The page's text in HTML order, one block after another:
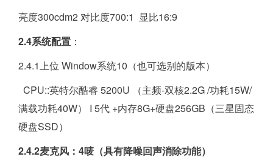
亮度300cdm2 对比度700:1 显比16:9
2.4系统配置 ：
2.4.1上位 Window系统10（也可选别的版本）
CPU::英特尔酷睿 5200U （主频-双核2.2G /功耗15W/
满载功耗40W） I 5代 +内存8G+硬盘256GB（三星固态
硬盘SSD）
2.4.2麦克风：4唛（具有降噪回声消除功能）